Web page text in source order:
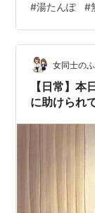
すっ！＞＜ 先
～と言われ
料品があり
たわけです。
切れたわけ
ふ。 んぢゃ
#湯たんぽ #
女同士の
【日常】本
に助けられ